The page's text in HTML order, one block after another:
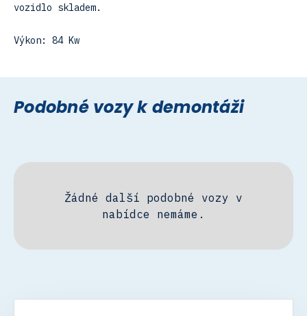
vozidlo skladem.
Výkon: 84 Kw
Podobné vozy k demontáži
Žádné další podobné vozy v
nabídce nemáme.